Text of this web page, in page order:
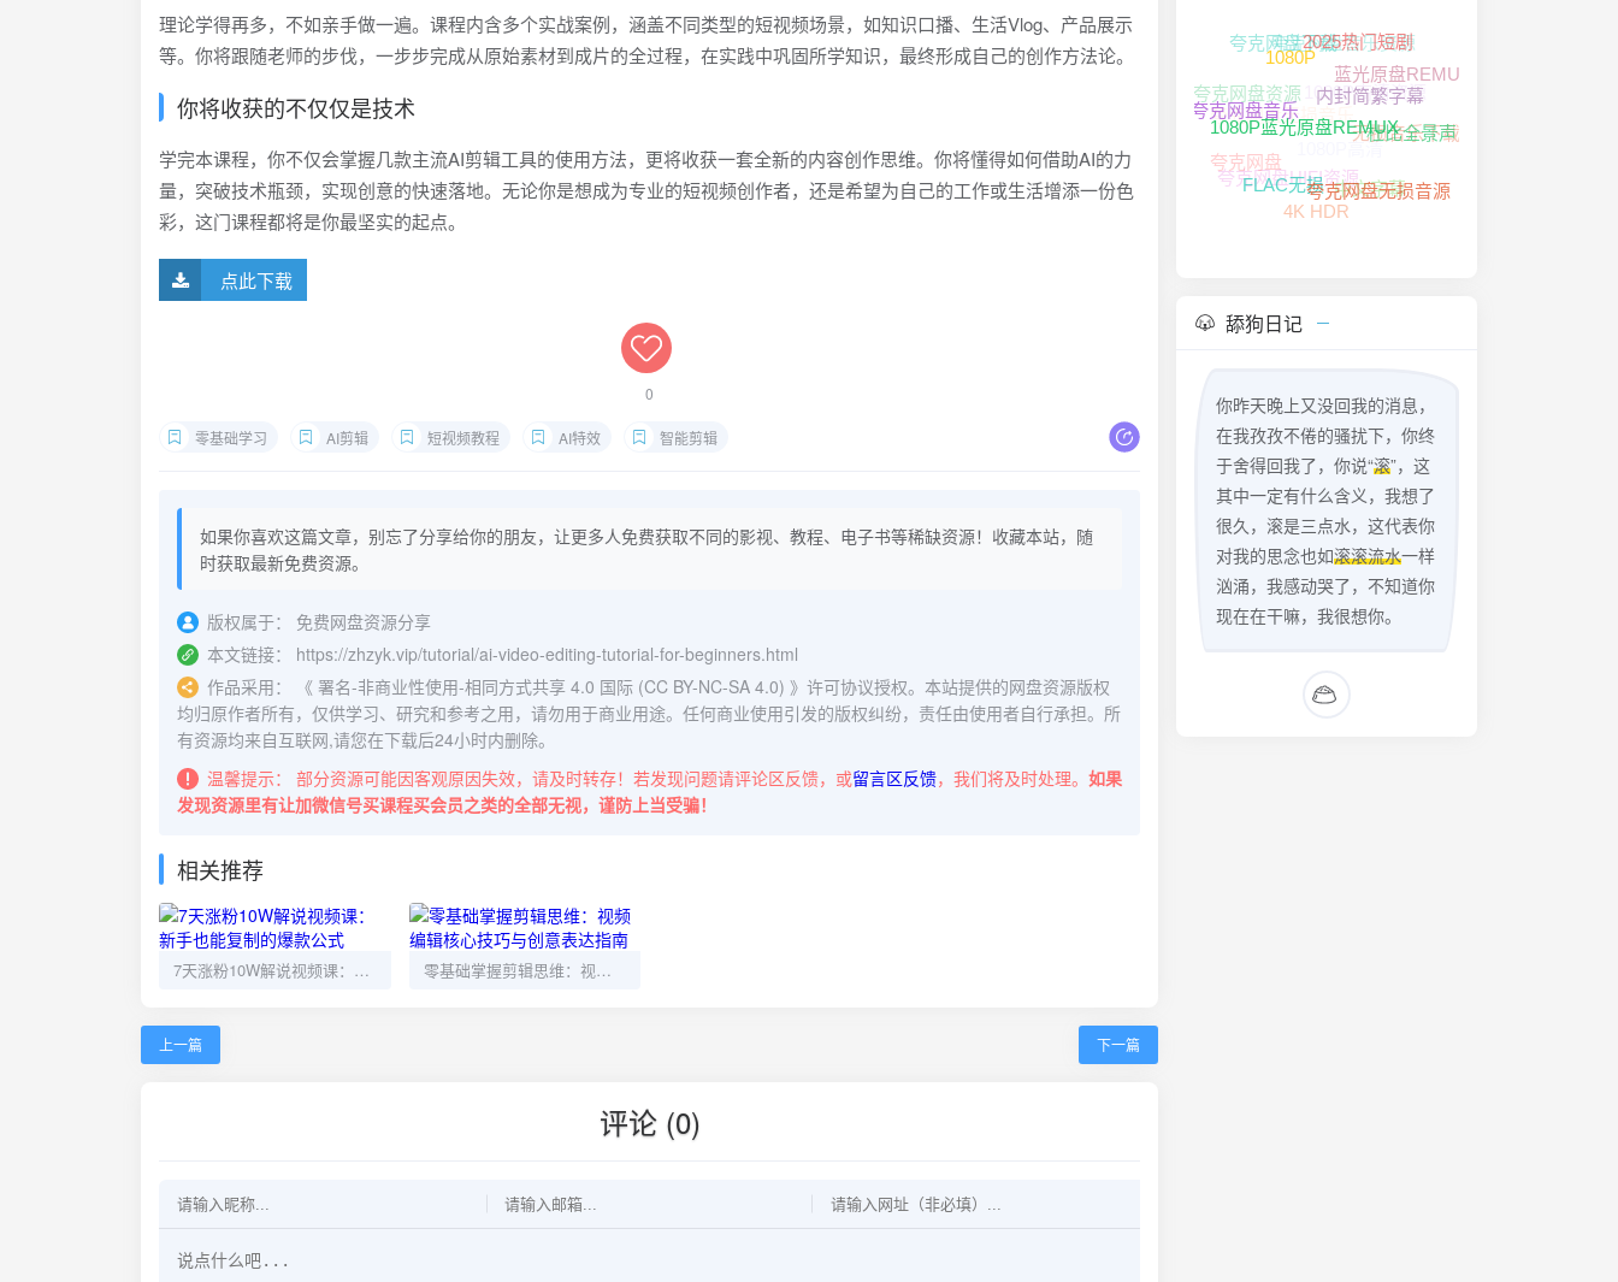
理论学得再多，不如亲手做一遍。课程内含多个实战案例，涵盖不同类型的短视频场景，如知识口播、生活Vlog、产品展示
等。你将跟随老师的步伐，一步步完成从原始素材到成片的全过程，在实践中巩固所学知识，最终形成自己的创作方法论。
你将收获的不仅仅是技术
学完本课程，你不仅会掌握几款主流AI剪辑工具的使用方法，更将收获一套全新的内容创作思维。你将懂得如何借助AI的力
量，突破技术瓶颈，实现创意的快速落地。无论你是想成为专业的短视频创作者，还是希望为自己的工作或生活增添一份色
彩，这门课程都将是你最坚实的起点。
点此下载
0
零基础学习 AI剪辑 短视频教程 AI特效 智能剪辑
如果你喜欢这篇文章，别忘了分享给你的朋友，让更多人免费获取不同的影视、教程、电子书等稀缺资源！收藏本站，随
时获取最新免费资源。
版权属于：
免费网盘资源分享
本文链接：
https://zhzyk.vip/tutorial/ai-video-editing-tutorial-for-beginners.html
作品采用：
《 署名-非商业性使用-相同方式共享 4.0 国际 (CC BY-NC-SA 4.0) 》许可协议授权。本站提供的网盘资源版权
均归原作者所有，仅供学习、研究和参考之用，请勿用于商业用途。任何商业使用引发的版权纠纷，责任由使用者自行承担。所
有资源均来自互联网,请您在下载后24小时内删除。
温馨提示：
部分资源可能因客观原因失效，请及时转存！若发现问题请评论区反馈，或留言区反馈，我们将及时处理。 如果
发现资源里有让加微信号买课程买会员之类的全部无视，谨防上当受骗！
相关推荐
7天涨粉10W解说视频课：新手也能复制的爆款公式 零基础掌握剪辑思维：视频编辑核心技巧与创意表达指南
上一篇 下一篇
评论 (0)
夸克网盘无损音乐
夸克网盘资源
夸克网盘下载
夸克网盘音乐资源
1080P高清资源
1080P高清
夸克网盘HIFI资源
夸克网盘
夸克网盘音乐
2025热门短剧
蓝光原盘REMUX
无损音乐下载
中文字幕
4K HDR
FLAC无损
1080P蓝光原盘REMUX
内封简繁字幕
杜比全景声
夸克网盘无损音源
舔狗日记
你昨天晚上又没回我的消息，
在我孜孜不倦的骚扰下，你终
于舍得回我了，你说“滚”，这
其中一定有什么含义，我想了
很久，滚是三点水，这代表你
对我的思念也如滚滚流水一样
汹涌，我感动哭了，不知道你
现在在干嘛，我很想你。